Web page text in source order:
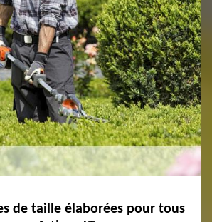
de taille élaborées pour tous